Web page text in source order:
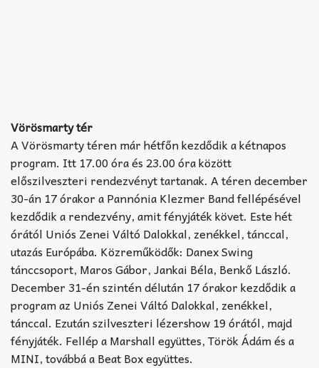
Vörösmarty tér
A Vörösmarty téren már hétfőn kezdődik a kétnapos
program. Itt 17.00 óra és 23.00 óra között
előszilveszteri rendezvényt tartanak. A téren december
30-án 17 órakor a Pannónia Klezmer Band fellépésével
kezdődik a rendezvény, amit fényjáték követ. Este hét
órától Uniós Zenei Váltó Dalokkal, zenékkel, tánccal,
utazás Európába. Közreműködők: Danex Swing
tánccsoport, Maros Gábor, Jankai Béla, Benkő László.
December 31-én szintén délután 17 órakor kezdődik a
program az Uniós Zenei Váltó Dalokkal, zenékkel,
tánccal. Ezután szilveszteri lézershow 19 órától, majd
fényjáték. Fellép a Marshall együttes, Török Ádám és a
MINI, továbbá a Beat Box együttes.